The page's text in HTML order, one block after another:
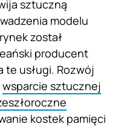
sztuczną
modelu
został
producent
usługi. Rozwój
wsparcie sztucznej
kostek pamięci